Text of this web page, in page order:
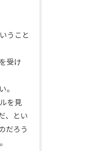
うこと
受け
。
を見
、とい
だろう